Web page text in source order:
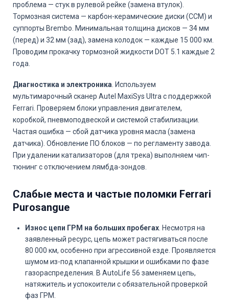
проблема — стук в рулевой рейке (замена втулок).
Тормозная система — карбон-керамические диски (CCM) и
суппорты Brembo. Минимальная толщина дисков — 34 мм
(перед) и 32 мм (зад), замена колодок — каждые 15 000 км.
Проводим прокачку тормозной жидкости DOT 5.1 каждые 2
года.
Диагностика и электроника . Используем
мультимарочный сканер Autel MaxiSys Ultra с поддержкой
Ferrari. Проверяем блоки управления двигателем,
коробкой, пневмоподвеской и системой стабилизации.
Частая ошибка — сбой датчика уровня масла (замена
датчика). Обновление ПО блоков — по регламенту завода.
При удалении катализаторов (для трека) выполняем чип-
тюнинг с отключением лямбда-зондов.
Слабые места и частые поломки Ferrari
Purosangue
Износ цепи ГРМ на больших пробегах . Несмотря на
заявленный ресурс, цепь может растягиваться после
80 000 км, особенно при агрессивной езде. Проявляется
шумом из-под клапанной крышки и ошибками по фазе
газораспределения. В AutoLife 56 заменяем цепь,
натяжитель и успокоители с обязательной проверкой
фаз ГРМ.